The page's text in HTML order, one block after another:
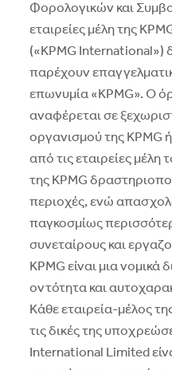
Φορολογικών και
εταιρείες μέλη της
(«KPMG International»)
παρέχουν
επωνυμία «KPMG». Ο
αναφέρεται σε
οργανισμού της KPMG
από τις εταιρείες μέλη
της KPMG
περιοχές, ενώ
παγκοσμίως
συνεταίρους και
KPMG είναι μια νομικά
οντότητα και
Κάθε εταιρεία-μέλος
τις δικές της
International Limited